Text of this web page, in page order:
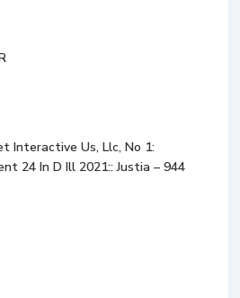
Interactive Us, Llc, No 1:
24 In D Ill 2021:: Justia – 944